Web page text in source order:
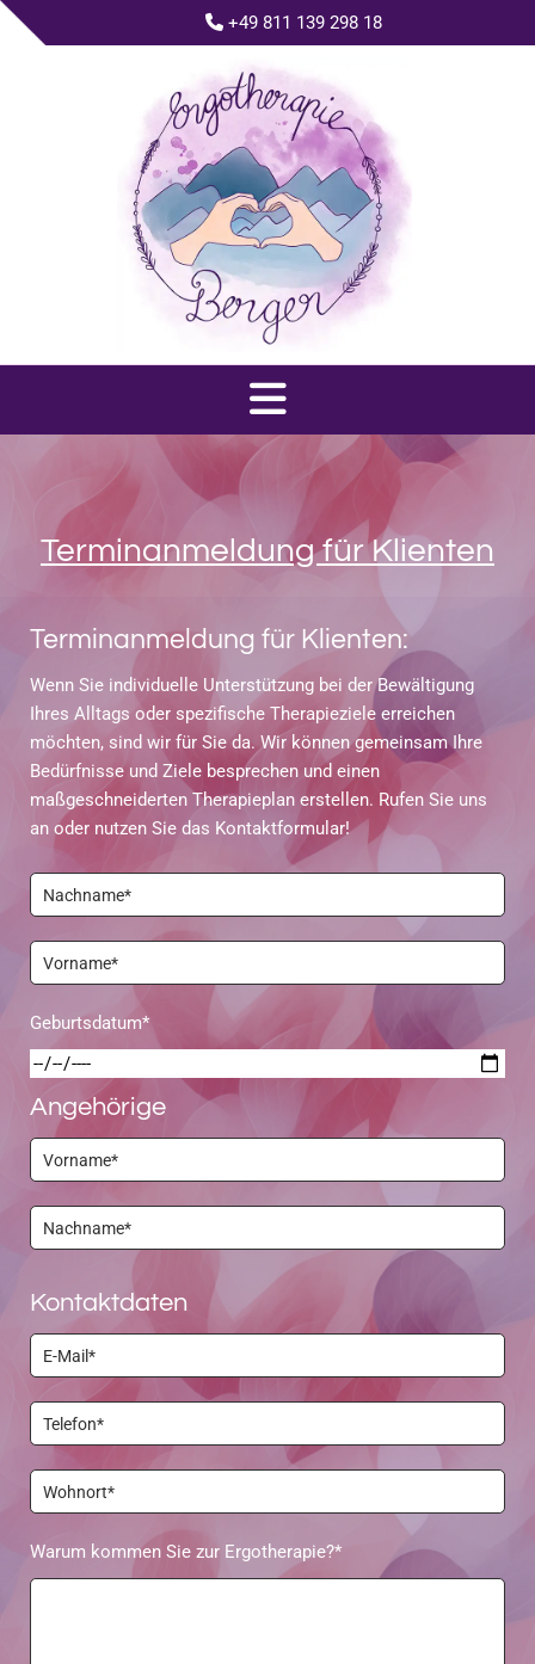
 +49 811 139 298 18
Terminanmeldung für Klienten
Terminanmeldung für Klienten:
Wenn Sie individuelle Unterstützung bei der Bewältigung
Ihres Alltags oder spezifische Therapieziele erreichen
möchten, sind wir für Sie da. Wir können gemeinsam Ihre
Bedürfnisse und Ziele besprechen und einen
maßgeschneiderten Therapieplan erstellen. Rufen Sie uns
an oder nutzen Sie das Kontaktformular!
Geburtsdatum*
Angehörige
Kontaktdaten
Warum kommen Sie zur Ergotherapie?*